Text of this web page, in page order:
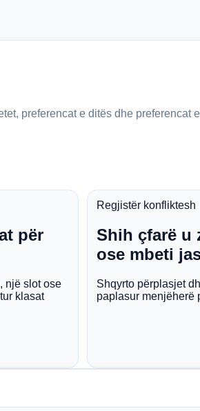
preferencat e ditës dhe preferencat
për
një slot ose
klasat
Regjistër konfliktesh
Shih çfarë u
ose mbeti
Shqyrto përplasjet
paplasur menjëherë